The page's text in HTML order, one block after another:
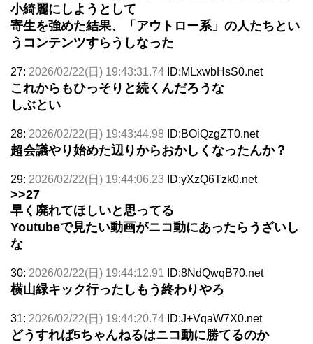
小綺麗にしようとして
寄生を強めた結果、「アウトロー系」の人たちとい
うコンテンツすらうしなった
27: 2026/02/22(日) 19:43:31.74 ID:MLxwbHsS0.net
これからもひっそりと続くんだろうな
しぶとい
28: 2026/02/22(日) 19:43:44.98 ID:BOiQzgZT0.net
超会議やり始めた辺りからおかしくなったんか？
29: 2026/02/22(日) 19:44:06.23 ID:yXzQ6Tzk0.net
>>27
早く廃れてほしいと思ってる
Youtubeで見たい動画がニコ動にあったらうざいし
な
30: 2026/02/22(日) 19:44:12.91 ID:8NdQwqB70.net
横山緑キック行ったしもう終わりやろ
31: 2026/02/22(日) 19:44:20.74 ID:J+VqaW7X0.net
どうすれば5ちゃんねるはニコ動に勝てるのか